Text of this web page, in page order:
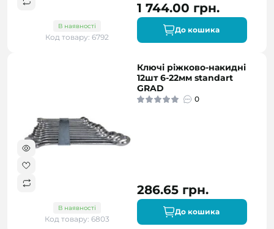
В наявності
Код товару: 6792
1 744.00 грн.
До кошика
В наявності
Код товару: 6803
Ключі ріжково-накидні
12шт 6-22мм standart
GRAD
0
286.65 грн.
До кошика